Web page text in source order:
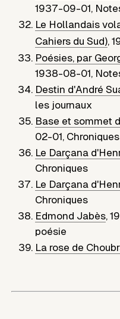
1937-09-01,
Le Hollandais
Cahiers du Sud),
Poésies, par
1938-08-01,
Destin d'André
les journaux
Base et sommet
02-01, Chroniques
Le Darçana
Chroniques
Le Darçana
Chroniques
Edmond Jabès,
poésie
La rose de